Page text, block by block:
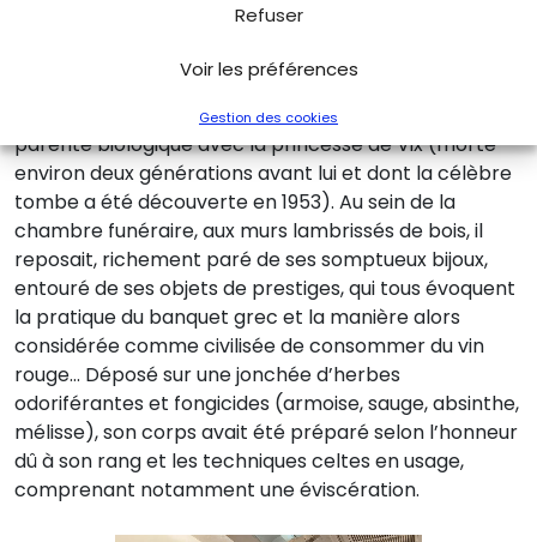
Refuser
Voir les préférences
Gestion des cookies
sa dentition est exceptionnel. En revanche, une
possible chute de char ou de cheval lui a causé une
fracture de la clavicule qui a mal été consolidée.
Selon les dernières analyses, il n’aurait pas de lien de
parenté biologique avec la princesse de Vix (morte
environ deux générations avant lui et dont la célèbre
tombe a été découverte en 1953). Au sein de la
chambre funéraire, aux murs lambrissés de bois, il
reposait, richement paré de ses somptueux bijoux,
entouré de ses objets de prestiges, qui tous évoquent
la pratique du banquet grec et la manière alors
considérée comme civilisée de consommer du vin
rouge… Déposé sur une jonchée d’herbes
odoriférantes et fongicides (armoise, sauge, absinthe,
mélisse), son corps avait été préparé selon l’honneur
dû à son rang et les techniques celtes en usage,
comprenant notamment une éviscération.